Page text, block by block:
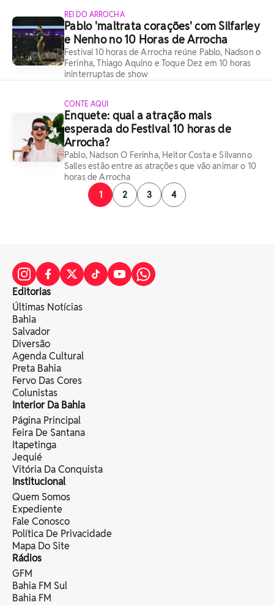
REI DO ARROCHA
Pablo 'maltrata corações' com Silfarley
e Nenho no 10 Horas de Arrocha
Festival 10 horas de Arrocha reúne Pablo, Nadson o
Ferinha, Thiago Aquino e Toque Dez em 10 horas
ininterruptas de show
CONTE AQUI
Enquete: qual a atração mais
esperada do Festival 10 horas de
Arrocha?
Pablo, Nadson O Ferinha, Heitor Costa e Silvanno
Salles estão entre as atrações que vão animar o 10
horas de Arrocha
1
2 3 4
Editorias
Últimas Notícias
Bahia
Salvador
Diversão
Agenda Cultural
Preta Bahia
Fervo Das Cores
Colunistas
Interior Da Bahia
Página Principal
Feira De Santana
Itapetinga
Jequié
Vitória Da Conquista
Institucional
Quem Somos
Expediente
Fale Conosco
Política De Privacidade
Mapa Do Site
Rádios
GFM
Bahia FM Sul
Bahia FM